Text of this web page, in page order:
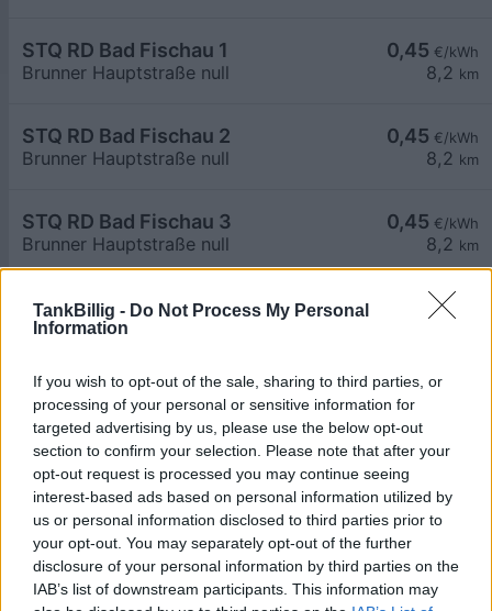
TankBillig - Do Not Process My Personal
Information
If you wish to opt-out of the sale, sharing to third parties, or
processing of your personal or sensitive information for
targeted advertising by us, please use the below opt-out
section to confirm your selection. Please note that after your
opt-out request is processed you may continue seeing
interest-based ads based on personal information utilized by
us or personal information disclosed to third parties prior to
your opt-out. You may separately opt-out of the further
disclosure of your personal information by third parties on the
IAB’s list of downstream participants. This information may
0,45 €/kWh
8,2 km
STQ RD Bad Fischau 1
Brunner Hauptstraße null
0,45 €/kWh
8,2 km
STQ RD Bad Fischau 2
Brunner Hauptstraße null
0,45 €/kWh
8,2 km
STQ RD Bad Fischau 3
Brunner Hauptstraße null
€/kWh
STQ RD Bad Fischau 4
Brunner Hauptstraße null
0,65
Neunkirchen, Schulgasse
Schulgasse 1
0,65
8,3
Neunkirchen, FF
Schwarzauferweg 15
0,65€/kWh
8,3
Waldegg/Piesting, Gemeindeamt
Waldegg 42